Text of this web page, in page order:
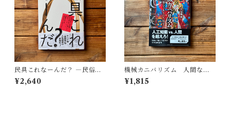
民具これなーんだ？ ―民俗学
者・宮本常一が美術大学に遺
した民具コレクション | 加藤幸
¥2,640
機械カニバリズム 人間なき
あとの人類学へ｜久保 明教
¥1,815